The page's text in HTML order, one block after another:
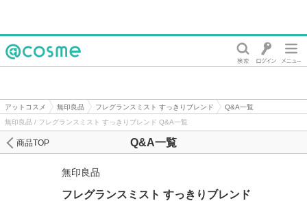
アットコスメ 無印良品 フレグランスミスト すっきりブレンド
Q&A一覧
無印良品 / フレグランスミスト すっきりブレンド Q&A一覧
Q&A一覧
商品TOP
無印良品
フレグランスミスト すっきりブレンド